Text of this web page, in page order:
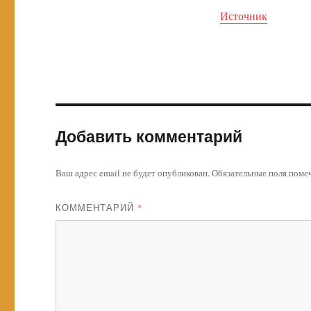
Источник
Добавить комментарий
Ваш адрес email не будет опубликован.Обязательные поля
КОММЕНТАРИЙ *